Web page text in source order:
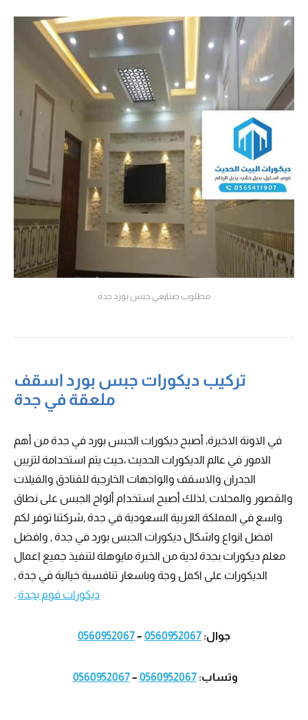
مطلوب صنايعي جبس بورد جدة
تركيب ديكورات جبس بورد اسقف
ملعقة في جدة
في الاونة الاخيرة، أصبح ديكورات الجبس بورد في جدة من أهم
الامور في عالم الديكورات الحديث ،حيث يتم استخدامة لتزيين
الجدران والاسقف والواجهات الخارجية للفنادق والفيلات
والقصور والمحلات ,لذلك أصبح استخدام ألواح الجبس على نطاق
واسع في المملكة العربية السعودية في جدة ,شركتنا توفر لكم
افضل انواع واشكال ديكورات الجبس بورد في جدة , وافضل
معلم ديكورات بجدة لدية من الخبرة مايوهلة لتنفيذ جميع اعمال
الديكورات على اكمل وجة وباسعار تنافسية خيالية في جدة ,
ديكورات فوم بجدة .
جوال: 0560952067
–
0560952067
وتساب:0560952067
–
0560952067